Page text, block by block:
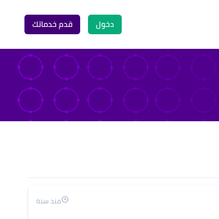
دخول قدم خدماتك
منذ سنة